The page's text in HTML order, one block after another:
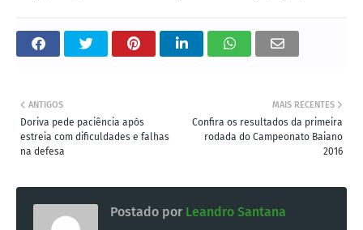
MAIS RECENTES
Confira os resultados da primeira
rodada do Campeonato Baiano
2016
ANTIGOS
Doriva pede paciência após
estreia com dificuldades e falhas
na defesa
Postado por Leandro Santana